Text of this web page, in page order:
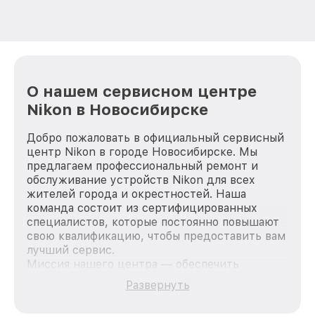
О нашем сервисном центре
Nikon в Новосибирске
Добро пожаловать в официальный сервисный
центр Nikon в городе Новосибирске. Мы
предлагаем профессиональный ремонт и
обслуживание устройств Nikon для всех
жителей города и окрестностей. Наша
команда состоит из сертифицированных
специалистов, которые постоянно повышают
свою квалификацию, чтобы предоставить вам
лучший сервис.
Миссия нашего центра — обеспечить
качественный и доступный ремонт для
каждого пользователя продукции Nikon, вне
Развернуть